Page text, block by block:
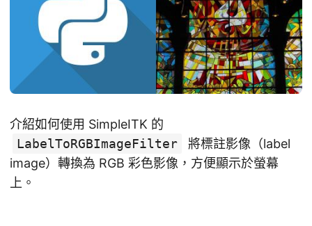
介紹如何使用 SimpleITK 的
LabelToRGBImageFilter
將標註影像（label
image）轉換為 RGB 彩色影像，方便顯示於螢幕
上。